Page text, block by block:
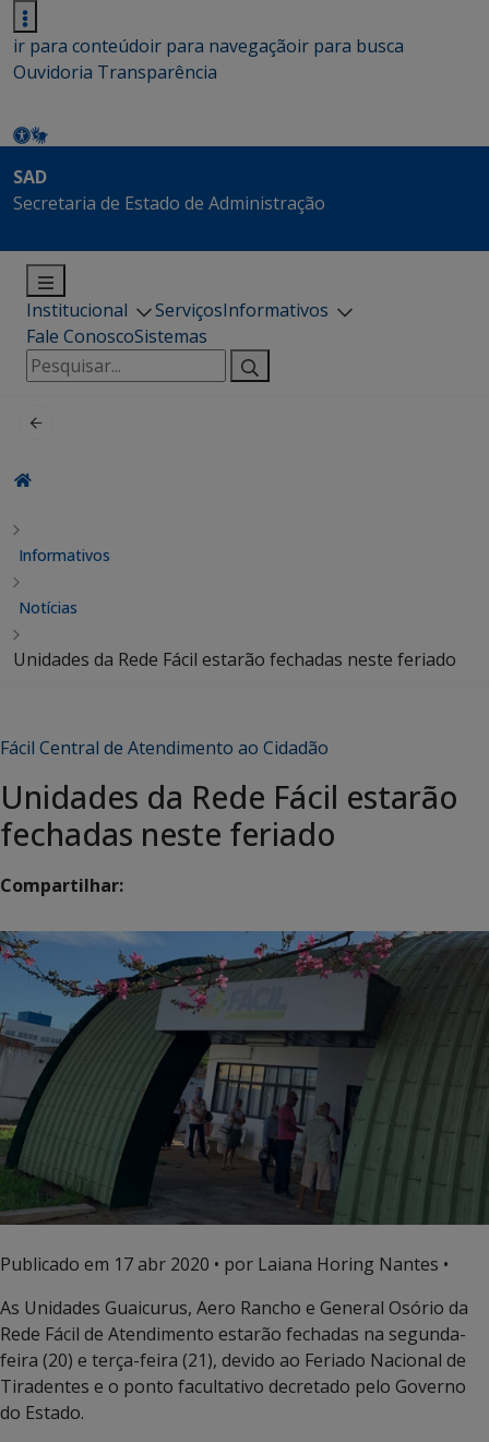
ir para conteúdoir para navegaçãoir para busca
Ouvidoria Transparência
SAD
Secretaria de Estado de Administração
Institucional ServiçosInformativos
Fale ConoscoSistemas
Pesquisar
por:
Informativos
Notícias
Unidades da Rede Fácil estarão fechadas neste feriado
Fácil Central de Atendimento ao Cidadão
Unidades da Rede Fácil estarão
fechadas neste feriado
Compartilhar:
Publicado em 17 abr 2020 • por Laiana Horing Nantes •
As Unidades Guaicurus, Aero Rancho e General Osório da
Rede Fácil de Atendimento estarão fechadas na segunda-
feira (20) e terça-feira (21), devido ao Feriado Nacional de
Tiradentes e o ponto facultativo decretado pelo Governo
do Estado.